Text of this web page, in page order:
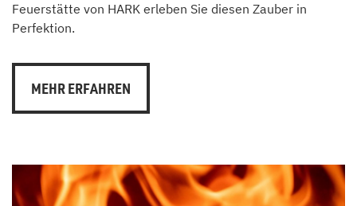
Feuerstätte von HARK erleben Sie diesen Zauber in
Perfektion.
MEHR ERFAHREN